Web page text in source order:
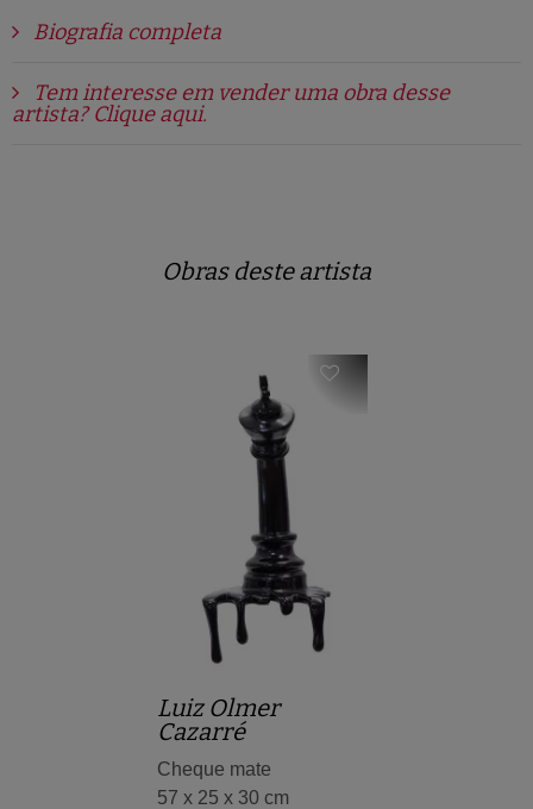
Biografia completa
Tem interesse em vender uma obra desse
artista? Clique aqui.
Obras deste artista
Luiz Olmer
Cazarré
Cheque mate
57 x 25 x 30 cm